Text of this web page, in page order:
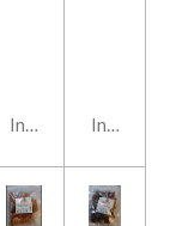
In winkelwagen
In